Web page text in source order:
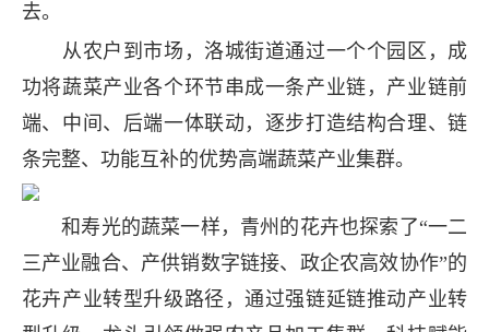
去。
从农户到市场，洛城街道通过一个个园区，成
功将蔬菜产业各个环节串成一条产业链，产业链前
端、中间、后端一体联动，逐步打造结构合理、链
条完整、功能互补的优势高端蔬菜产业集群。
和寿光的蔬菜一样，青州的花卉也探索了“一二
三产业融合、产供销数字链接、政企农高效协作”的
花卉产业转型升级路径，通过强链延链推动产业转